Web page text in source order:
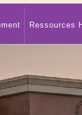
Ressources